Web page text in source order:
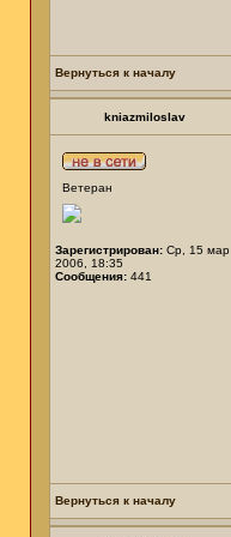
Вернуться к началу
kniazmiloslav
Ветеран
Зарегистрирован: Ср, 15 мар
2006, 18:35
Сообщения: 441
Вернуться к началу